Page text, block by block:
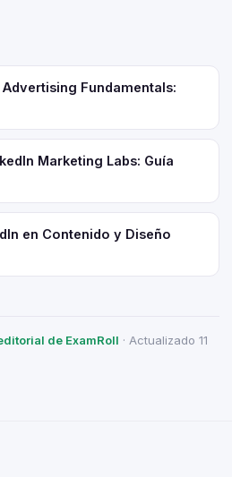
Fundamentals:
Marketing Labs: Guía
en Contenido y Diseño
de ExamRoll · Actualizado 11